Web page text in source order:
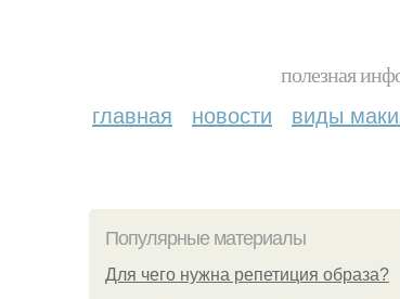
полезная
главная новости виды
Популярные материалы
Для чего нужна репетиция образа?